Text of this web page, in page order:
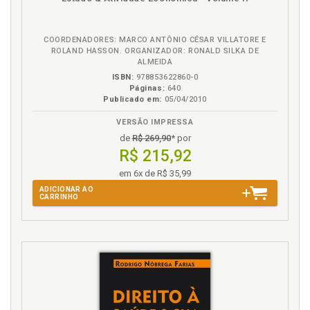
Nova penalogia neoliberal: menos estado social e
Obsessão por segurança como motivação
legitimadora do "fundamenta-lismo penalógico", p.
Pena. Direito fundamental à individualização da
pena: uma análise a partir do princípio da
proporcionalidade, p. 172
Pena. Hermenêutica e integridade do direito na
aplicação da pena: uma breve síntese, p. 201
proporcionalidade pelo fato, p. 184
Pena. Teorias ou critérios da determinação da pena,
Pena. Uma síntese provisória: análise crítica da
COORDENADORES: MARCO ANTÔNIO CÉSAR VILLATORE E
ROLAND HASSON. ORGANIZADOR: RONALD SILKA DE
ALMEIDA
ISBN: 978853622860-0
Páginas: 640
Publicado em: 05/04/2010
VERSÃO IMPRESSA
deR$ 269,90* por
R$ 215,92
em 6x de R$ 35,99
ADICIONAR AO
CARRINHO